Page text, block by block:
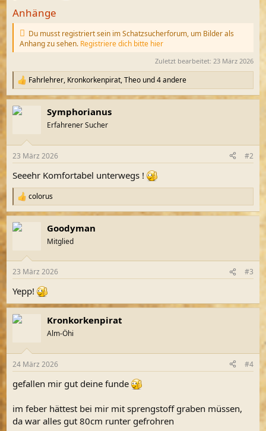
Anhänge
Du musst registriert sein im Schatzsucherforum, um Bilder als
Anhang zu sehen. Registriere dich bitte hier
Zuletzt bearbeitet: 23 März 2026
R
e
a
k
e
:
Fahrlehrer, Kronkorkenpirat,Theo und 4 andere
Symphorianus
Erfahrener Sucher
23 März 2026 #2
Seeehr Komfortabel unterwegs !
R
e
a
k
e
:
colorus
Goodyman
Mitglied
23 März 2026 #3
Yepp!
Kronkorkenpirat
Alm-Öhi
24 März 2026 #4
gefallen mir gut deine funde
im feber hättest bei mir mit sprengstoff graben müssen,
da war alles gut 80cm runter gefrohren